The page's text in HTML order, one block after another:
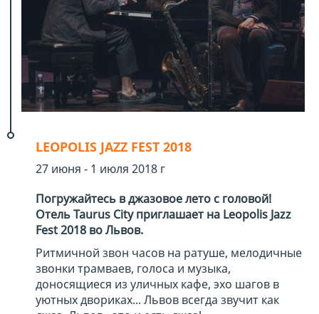
LEOPOLIS JAZZ FEST 2018
27 июня - 1 июля 2018 г
Погружайтесь в джазовое лето с головой!
Отель Taurus City приглашает на Leopolis Jazz
Fest 2018 во Львов.
Ритмичной звон часов на ратуше, мелодичные
звонки трамваев, голоса и музыка,
доносящиеся из уличных кафе, эхо шагов в
уютных двориках... Львов всегда звучит как